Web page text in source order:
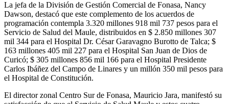
La jefa de la División de Gestión Comercial de Fonasa, Nancy
Dawson, destacó que este complemento de los acuerdos de
programación contempla 3.320 millones 918 mil 737 pesos para el
Servicio de Salud del Maule, distribuidos en $ 2.850 millones 307
mil 344 para el Hospital Dr. César Garavagno Burotto de Talca; $
163 millones 405 mil 227 para el Hospital San Juan de Dios de
Curicó; $ 305 millones 856 mil 166 para el Hospital Presidente
Carlos Ibáñez del Campo de Linares y un millón 350 mil pesos para
el Hospital de Constitución.
El director zonal Centro Sur de Fonasa, Mauricio Jara, manifestó su